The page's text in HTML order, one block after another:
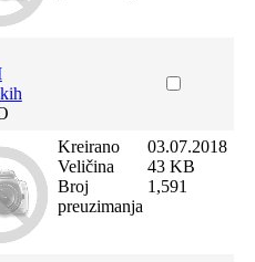
Kreirano
Veličina
Broj
preuzimanja
03.07.2018
43 KB
1,591